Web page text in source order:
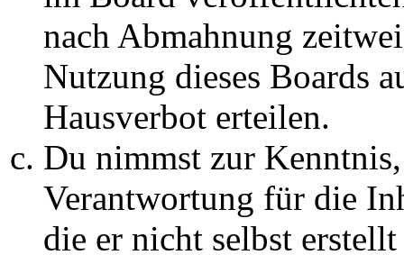
nach Abmahnung
Nutzung dieses Boards
Hausverbot erteilen.
Du nimmst zur
Verantwortung für die
die er nicht selbst